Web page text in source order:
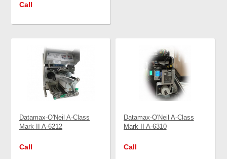
Call
Datamax-O'Neil A-Class
Mark II A-6212
Call
Datamax-O'Neil A-Class
Mark II A-6310
Call